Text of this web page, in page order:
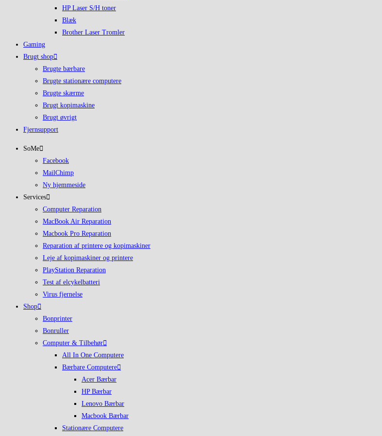
HP Laser S/H toner
Blæk
Brother Laser Tromler
Gaming
Brugt shop
Brugte bærbare
Brugte stationære computere
Brugte skærme
Brugt kopimaskine
Brugt øvrigt
Fjernsupport
SoMe
Facebook
MailChimp
Ny hjemmeside
Services
Computer Reparation
MacBook Air Reparation
Macbook Pro Reparation
Reparation af printere og kopimaskiner
Leje af kopimaskiner og printere
PlayStation Reparation
Test af elcykelbatteri
Virus fjernelse
Shop
Bonprinter
Bonruller
Computer & Tilbehør
All In One Computere
Bærbare Computere
Acer Bærbar
HP Bærbar
Lenovo Bærbar
Macbook Bærbar
Stationære Computere